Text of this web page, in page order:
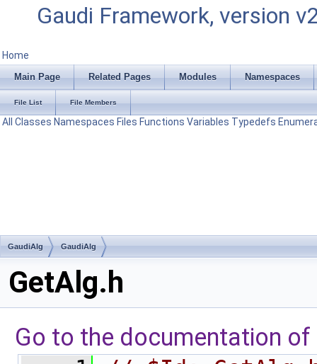
Gaudi Framework, version
Home
Main Page Related Pages Modules Namespaces
File List File Members
All Classes Namespaces Files Functions Variables Typedefs
GaudiAlg GaudiAlg
GetAlg.h
Go to the documentation